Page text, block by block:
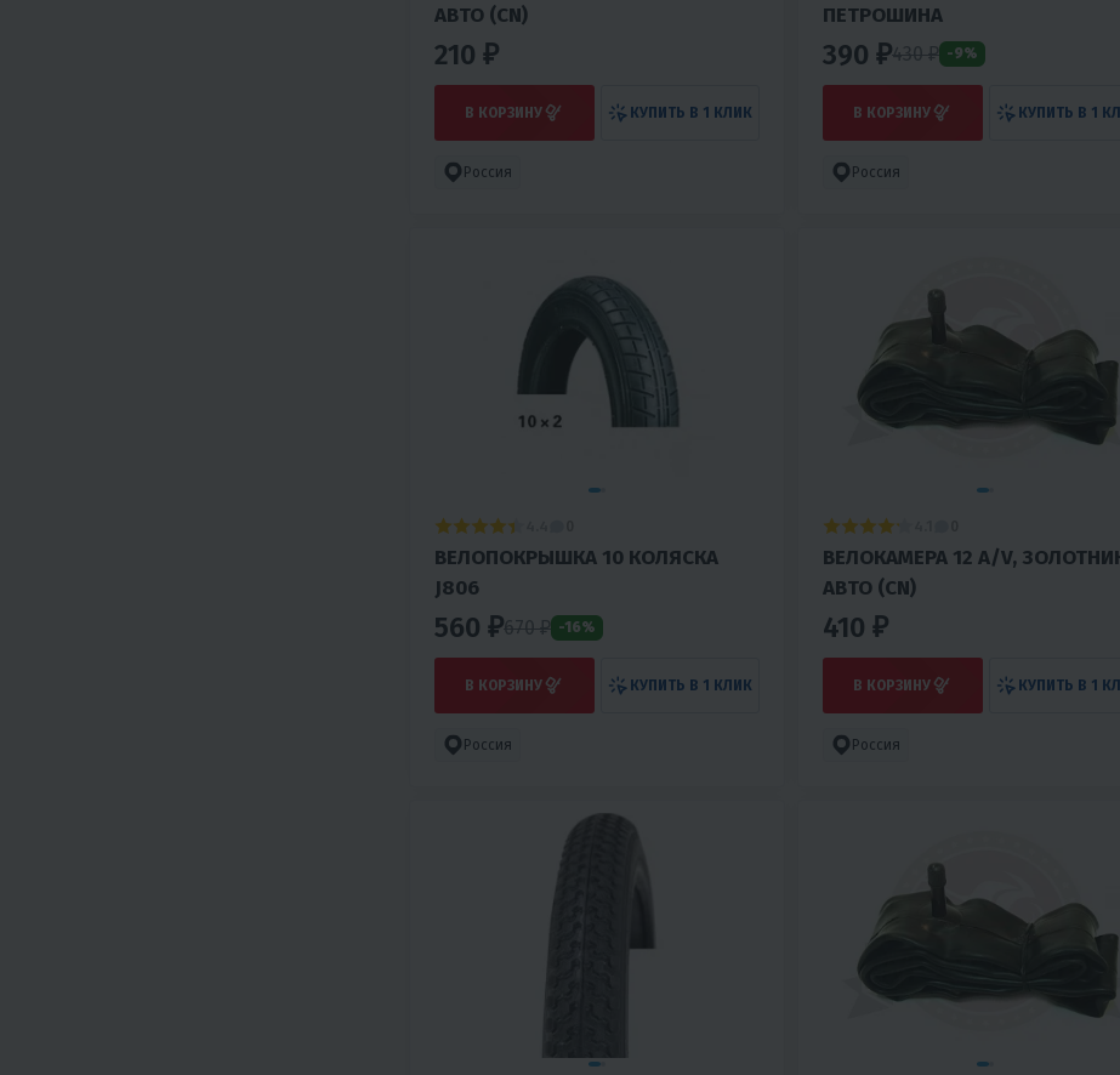
АВТО (CN)
210 ₽
В КОРЗИНУ КУПИТЬ В 1 КЛИК
Россия
ПЕТРОШИНА
390 ₽430₽ -9%
В КОРЗИНУ КУПИТЬ В 1
Россия
ВЕЛОПОКРЫШКА 10 КОЛЯСКА
J806
560 ₽670₽ -16%
В КОРЗИНУ КУПИТЬ В 1 КЛИК
Россия
ВЕЛОКАМЕРА 12 A/V,
АВТО (CN)
410 ₽
В КОРЗИНУ КУПИТЬ В 1
Россия